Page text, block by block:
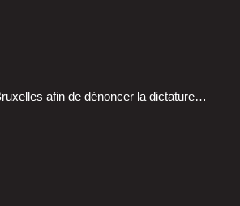
afin de dénon­cer la dic­ta­ture…